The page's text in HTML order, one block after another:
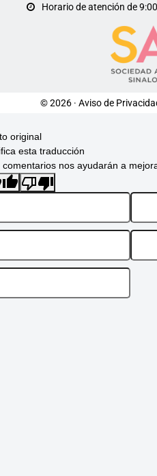
Horario de atención de
© 2026 · Aviso de
original
esta traducción
comentarios nos ayudarán a